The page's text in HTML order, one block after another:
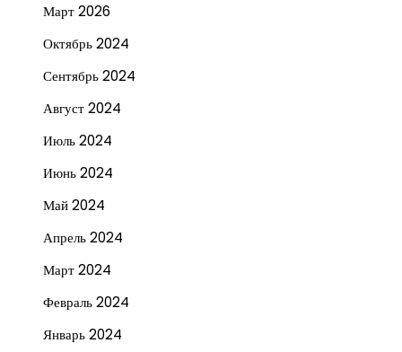
Март 2026
Октябрь 2024
Сентябрь 2024
Август 2024
Июль 2024
Июнь 2024
Май 2024
Апрель 2024
Март 2024
Февраль 2024
Январь 2024